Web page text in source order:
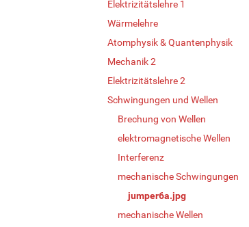
Elektrizitätslehre 1
Wärmelehre
Atomphysik & Quantenphysik
Mechanik 2
Elektrizitätslehre 2
Schwingungen und Wellen
Brechung von Wellen
elektromagnetische Wellen
Interferenz
mechanische Schwingungen
jumper6a.jpg
mechanische Wellen